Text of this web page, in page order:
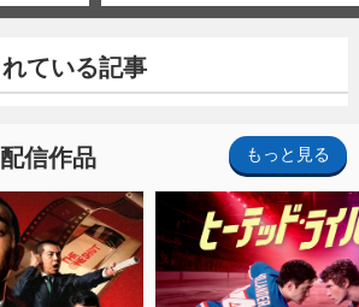
れている記事
信作品 もっと見る